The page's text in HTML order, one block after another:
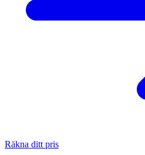
Räkna ditt pris